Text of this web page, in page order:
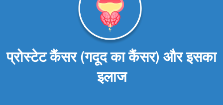
प्रोस्टेट कैंसर (गदूद का कैंसर) और इसका
इलाज